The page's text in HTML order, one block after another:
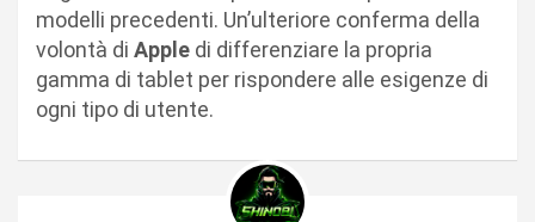
modelli precedenti. Un’ulteriore conferma della
volontà di Apple di differenziare la propria
gamma di tablet per rispondere alle esigenze di
ogni tipo di utente.